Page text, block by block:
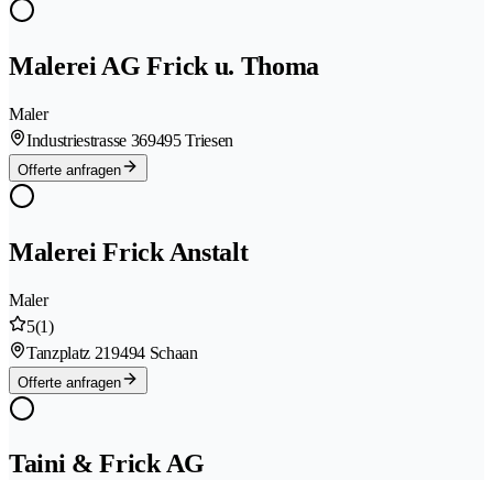
Malerei AG Frick u. Thoma
Maler
Industriestrasse 369495 Triesen
Offerte anfragen
Malerei Frick Anstalt
Maler
5(1)
Tanzplatz 219494 Schaan
Offerte anfragen
Taini & Frick AG